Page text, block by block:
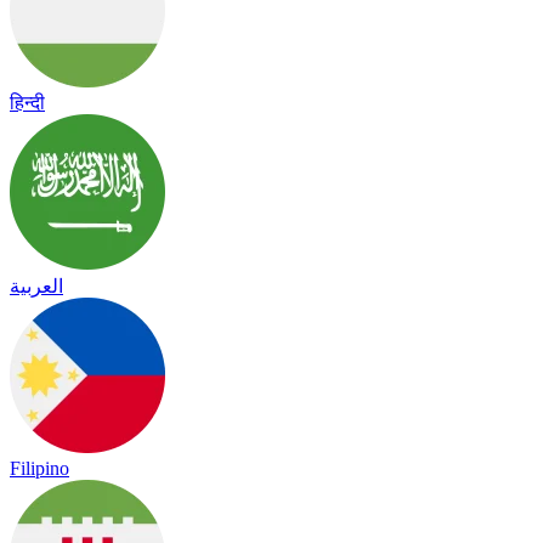
हिन्दी
العربية
Filipino